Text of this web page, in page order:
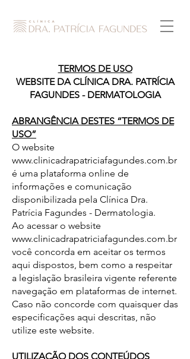
TERMOS DE USO
WEBSITE DA CLÍNICA DRA. PATRÍCIA
FAGUNDES - DERMATOLOGIA
ABRANGÊNCIA DESTES “TERMOS DE
USO”
O website
www.clinicadrapatriciafagundes.com.br
é uma plataforma online de
informações e comunicação
disponibilizada pela Clínica Dra.
Patrícia Fagundes - Dermatologia.
Ao acessar o website
www.clinicadrapatriciafagundes.com.br
você concorda em aceitar os termos
aqui dispostos, bem como a respeitar
a legislação brasileira vigente referente
navegação em plataformas de internet.
Caso não concorde com quaisquer das
especificações aqui descritas, não
utilize este website.
UTILIZAÇÃO DOS CONTEÚDOS